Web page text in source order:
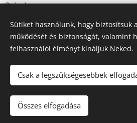
Színek
Általános Szállítási Feltételek
Tárolási információk
Adatkezelési szabályzat
Copyright - Nexxus kft
Sütiket használunk, hogy biztosítsuk
működését és biztonságát, valamint
felhasználói élményt kínáljuk Neked.
Csak a legszükségesebbek
Összes elfogadása